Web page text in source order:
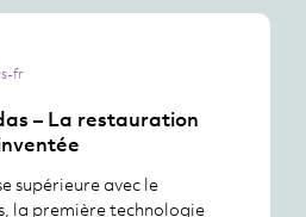
fr
– La restauration
supérieure avec le
la première technologie